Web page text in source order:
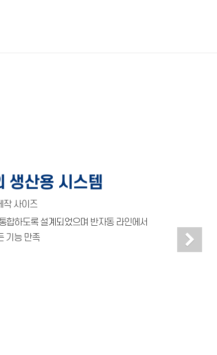
생산용 시스템
작 사이즈
합하도록 설계되었으며 반자동 라인에서
기능 만족